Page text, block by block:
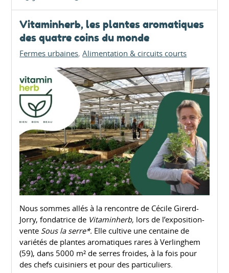
Vitaminherb, les plantes aromatiques
des quatre coins du monde
Fermes urbaines Alimentation & circuits courts
Nous sommes allés à la rencontre de Cécile Girerd-
Jorry, fondatrice de Vitaminherb, lors de l’exposition-
vente Sous la serre*. Elle cultive une centaine de
variétés de plantes aromatiques rares à Verlinghem
(59), dans 5000 m² de serres froides, à la fois pour
des chefs cuisiniers et pour des particuliers.